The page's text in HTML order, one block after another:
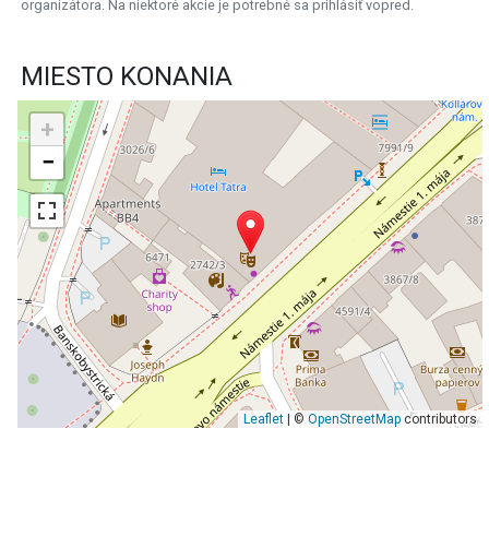
organizátora. Na niektoré akcie je potrebné sa prihlásiť vopred.
MIESTO KONANIA
+
−
Leaflet| © OpenStreetMapcontributors